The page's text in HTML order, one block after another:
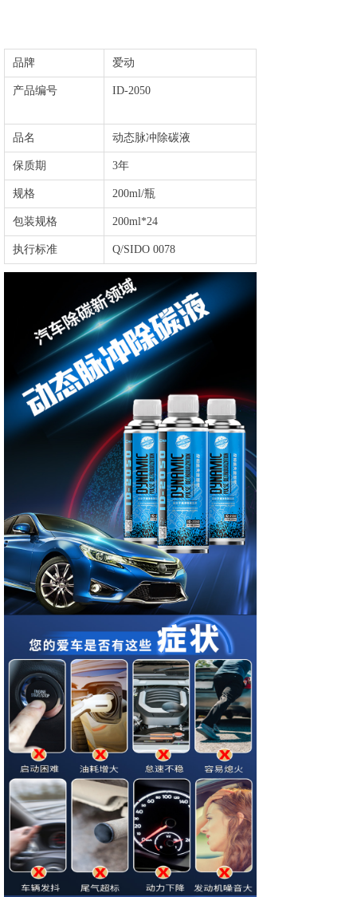
品牌 爱动
产品编号 ID-2050
品名 动态脉冲除碳液
保质期 3年
规格 200ml/瓶
包装规格 200ml*24
执行标准 Q/SIDO 0078